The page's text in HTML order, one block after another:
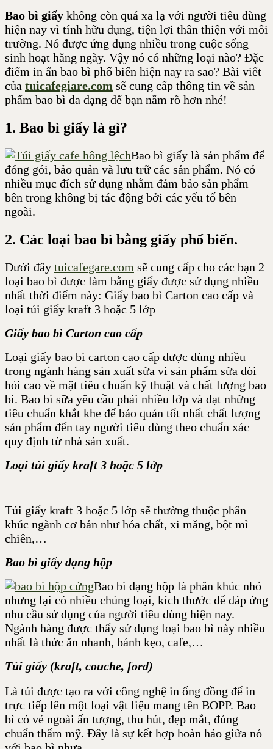
Bao bì giấy không còn quá xa lạ với người tiêu dùng
hiện nay vì tính hữu dụng, tiện lợi thân thiện với môi
trường. Nó được ứng dụng nhiều trong cuộc sống
sinh hoạt hằng ngày. Vậy nó có những loại nào? Đặc
điểm in ấn bao bì phổ biến hiện nay ra sao? Bài viết
của tuicafegiare.com sẽ cung cấp thông tin về sản
phẩm bao bì đa dạng để bạn nắm rõ hơn nhé!
1. Bao bì giấy là gì?
Bao bì giấy là sản phẩm để
đóng gói, bảo quản và lưu trữ các sản phẩm. Nó có
nhiều mục đích sử dụng nhằm đảm bảo sản phẩm
bên trong không bị tác động bởi các yếu tố bên
ngoài.
2. Các loại bao bì bằng giấy phổ biến.
Dưới đây tuicafegare.com sẽ cung cấp cho các bạn 2
loại bao bì được làm bằng giấy được sử dụng nhiều
nhất thời điểm này: Giấy bao bì Carton cao cấp và
loại túi giấy kraft 3 hoặc 5 lớp
Giấy bao bì Carton cao cấp
Loại giấy bao bì carton cao cấp được dùng nhiều
trong ngành hàng sản xuất sữa vì sản phẩm sữa đòi
hỏi cao về mặt tiêu chuẩn kỹ thuật và chất lượng bao
bì. Bao bì sữa yêu cầu phải nhiều lớp và đạt những
tiêu chuẩn khắt khe để bảo quản tốt nhất chất lượng
sản phẩm đến tay người tiêu dùng theo chuẩn xác
quy định từ nhà sản xuất.
Loại túi giấy kraft 3 hoặc 5 lớp
Túi giấy kraft 3 hoặc 5 lớp sẽ thường thuộc phân
khúc ngành cơ bản như hóa chất, xi măng, bột mì
chiên,…
Bao bì giấy dạng hộp
Bao bì dạng hộp là phân khúc nhỏ
nhưng lại có nhiều chủng loại, kích thước để đáp ứng
nhu cầu sử dụng của người tiêu dùng hiện nay.
Ngành hàng được thấy sử dụng loại bao bì này nhiều
nhất là thức ăn nhanh, bánh kẹo, cafe,…
Túi giấy (kraft, couche, ford)
Là túi được tạo ra với công nghệ in ống đồng để in
trực tiếp lên một loại vật liệu mang tên BOPP. Bao
bì có vẻ ngoài ấn tượng, thu hút, đẹp mắt, đúng
chuẩn thẩm mỹ. Đây là sự kết hợp hoàn hảo giữa nó